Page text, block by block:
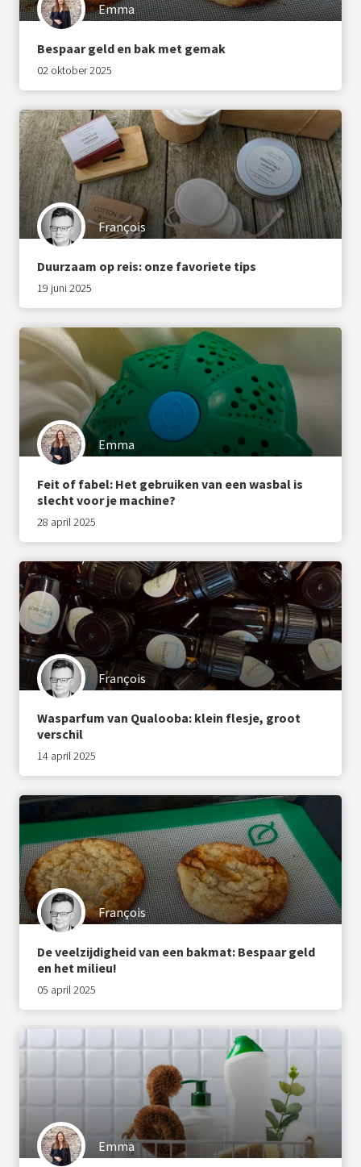
Emma
Bespaar geld en bak met gemak
02 oktober 2025
François
Duurzaam op reis: onze favoriete tips
19 juni 2025
Emma
Feit of fabel: Het gebruiken van een wasbal is
slecht voor je machine?
28 april 2025
François
Wasparfum van Qualooba: klein flesje, groot
verschil
14 april 2025
François
De veelzijdigheid van een bakmat: Bespaar geld
en het milieu!
05 april 2025
Emma